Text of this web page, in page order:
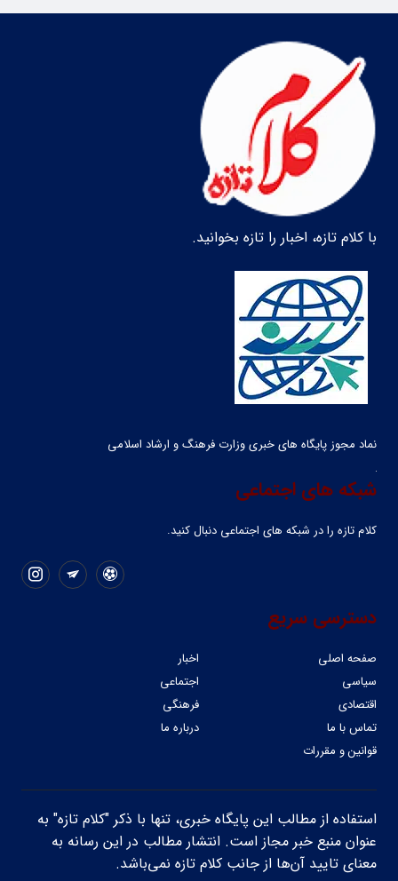
با کلام تازه، اخبار را تازه بخوانید.
نماد مجوز پایگاه های خبری وزارت فرهنگ و ارشاد اسلامی
شبکه های اجتماعی
کلام تازه را در شبکه ‌های اجتماعی دنبال کنید.
دسترسی سریع
صفحه اصلی
اخبار
سیاسی
اجتماعی
اقتصادی
فرهنگی
تماس با ما
درباره ما
قوانین و مقررات
استفاده از مطالب این پایگاه خبری، تنها با ذکر "کلام تازه" به
عنوان منبع خبر مجاز است. انتشار مطالب در این رسانه به
معنای تایید آن‌ها از جانب کلام تازه نمی‌باشد.